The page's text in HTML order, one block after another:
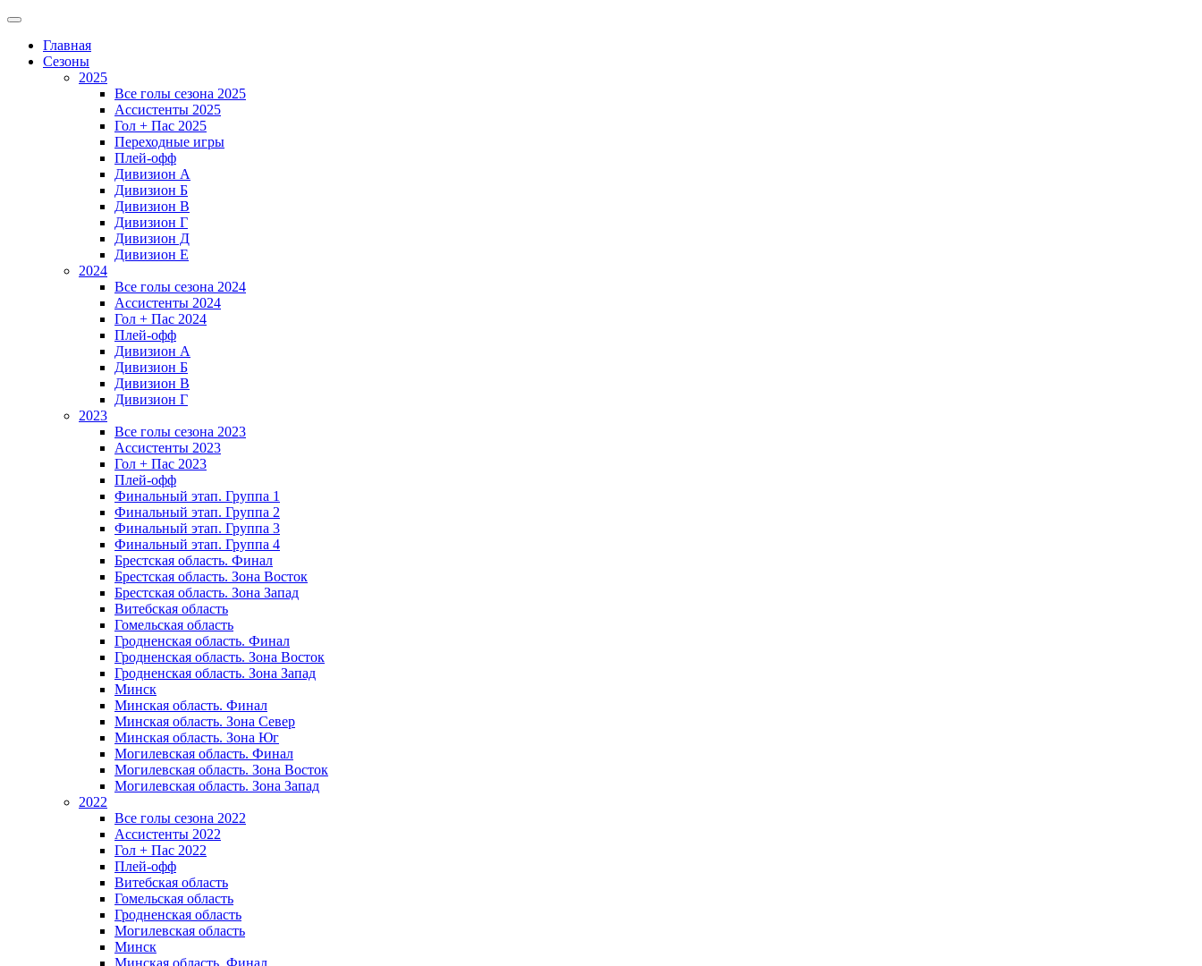
Главная
Сезоны
2025
Все голы сезона 2025
Ассистенты 2025
Гол + Пас 2025
Переходные игры
Плей-офф
Дивизион A
Дивизион Б
Дивизион В
Дивизион Г
Дивизион Д
Дивизион Е
2024
Все голы сезона 2024
Ассистенты 2024
Гол + Пас 2024
Плей-офф
Дивизион A
Дивизион Б
Дивизион В
Дивизион Г
2023
Все голы сезона 2023
Ассистенты 2023
Гол + Пас 2023
Плей-офф
Финальный этап. Группа 1
Финальный этап. Группа 2
Финальный этап. Группа 3
Финальный этап. Группа 4
Брестская область. Финал
Брестская область. Зона Восток
Брестская область. Зона Запад
Витебская область
Гомельская область
Гродненская область. Финал
Гродненская область. Зона Восток
Гродненская область. Зона Запад
Минск
Минская область. Финал
Минская область. Зона Север
Минская область. Зона Юг
Могилевская область. Финал
Могилевская область. Зона Восток
Могилевская область. Зона Запад
2022
Все голы сезона 2022
Ассистенты 2022
Гол + Пас 2022
Плей-офф
Витебская область
Гомельская область
Гродненская область
Могилевская область
Минск
Mинская область. Финал